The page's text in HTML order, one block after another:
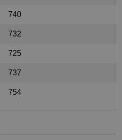
740
732
725
737
754